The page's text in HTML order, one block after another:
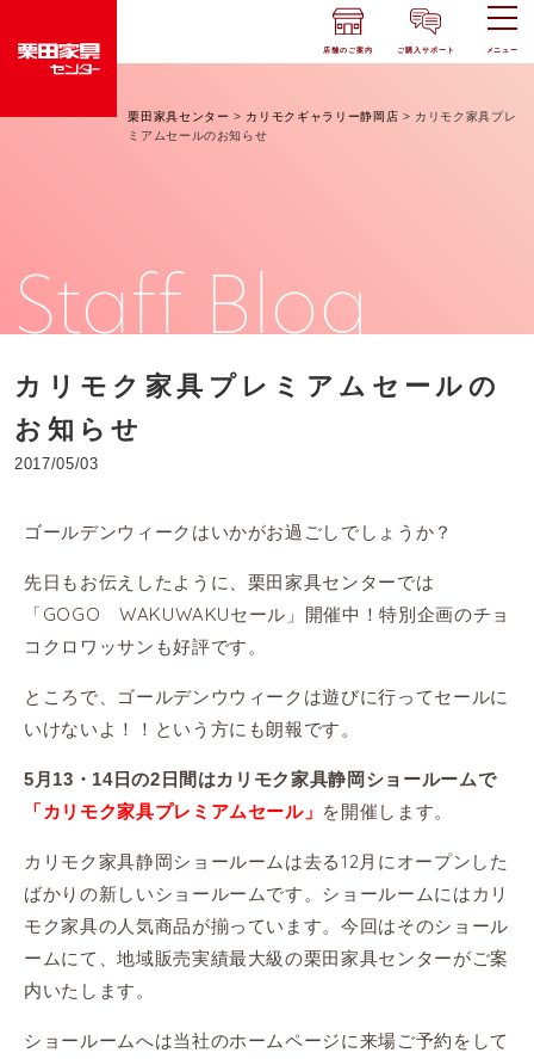
店舗のご案内 ご購入サポート メニュー
栗田家具センター > カリモクギャラリー静岡店 > カリモク家具プレ
ミアムセールのお知らせ
Staff Blog
カリモク家具プレミアムセールの
お知らせ
2017/05/03
ゴールデンウィークはいかがお過ごしでしょうか？
先日もお伝えしたように、栗田家具センターでは
「GOGO WAKUWAKUセール」 開催中！特別企画のチョ
コクロワッサンも好評です。
ところで、ゴールデンウウィークは遊びに行ってセールに
いけないよ！！という方にも朗報です。
5月13・14日の2日間はカリモク家具静岡ショールームで
「カリモク家具プレミアムセール」 を開催します。
カリモク家具静岡ショールームは去る12月にオープンした
ばかりの新しいショールームです。ショールームにはカリ
モク家具の人気商品が揃っています。今回はそのショール
ームにて、地域販売実績最大級の栗田家具センターがご案
内いたします。
ショールームへは当社のホームページに来場ご予約をして